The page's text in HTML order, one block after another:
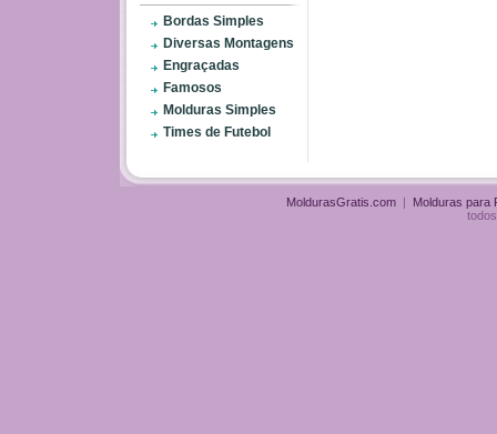
Bordas Simples
Diversas Montagens
Engraçadas
Famosos
Molduras Simples
Times de Futebol
MoldurasGratis.com | Molduras